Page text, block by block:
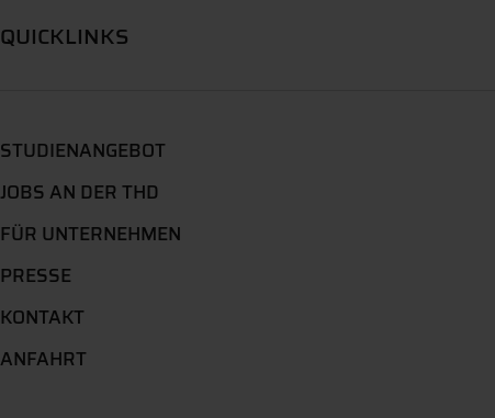
QUICKLINKS
STUDIENANGEBOT
JOBS AN DER THD
FÜR UNTERNEHMEN
PRESSE
KONTAKT
ANFAHRT